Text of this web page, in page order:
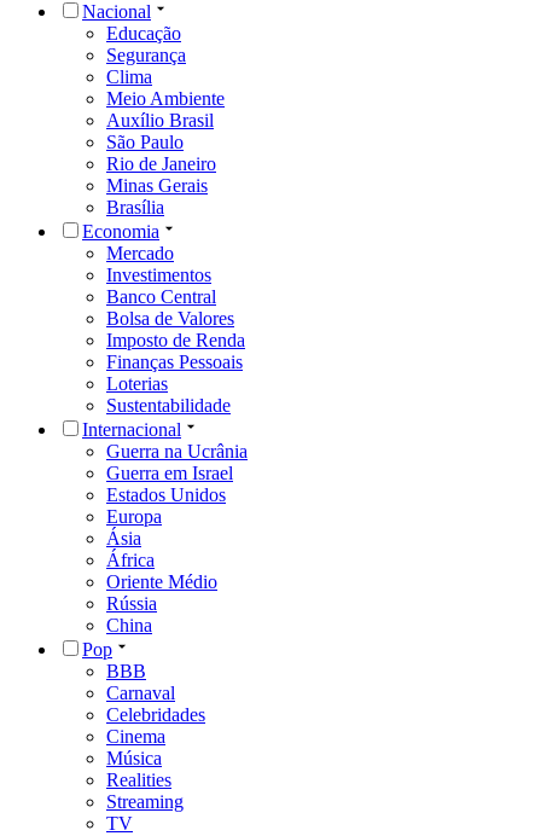
Nacional
Educação
Segurança
Clima
Meio Ambiente
Auxílio Brasil
São Paulo
Rio de Janeiro
Minas Gerais
Brasília
Economia
Mercado
Investimentos
Banco Central
Bolsa de Valores
Imposto de Renda
Finanças Pessoais
Loterias
Sustentabilidade
Internacional
Guerra na Ucrânia
Guerra em Israel
Estados Unidos
Europa
Ásia
África
Oriente Médio
Rússia
China
Pop
BBB
Carnaval
Celebridades
Cinema
Música
Realities
Streaming
TV